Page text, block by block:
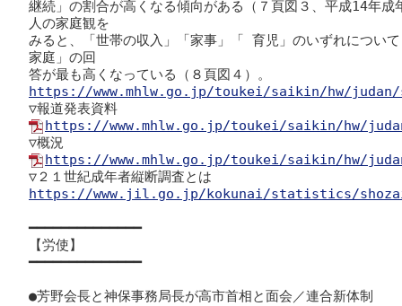
継続」の割合が高くなる傾向がある（７頁図３、平成14年
人の家庭観を
みると、「世帯の収入」「家事」「 育児」のいずれについ
家庭」の回
https://www.mhlw.go.jp/toukei/saikin/hw/judan/
https://www.mhlw.go.jp/toukei/saikin/hw/
https://www.mhlw.go.jp/toukei/saikin/hw/
https://www.jil.go.jp/kokunai/statistics/
━━━━━━━━━━━━━━
【労使】
━━━━━━━━━━━━━━
●芳野会長と神保事務局長が高市首相と面会／連合新体制